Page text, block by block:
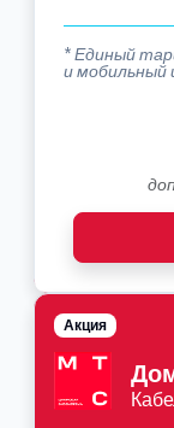
* Единый
и
Акция